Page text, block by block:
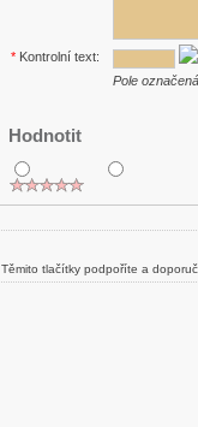
*Kontrolní text:
Pole označená
Hodnotit
Těmito tlačítky podpoříte a